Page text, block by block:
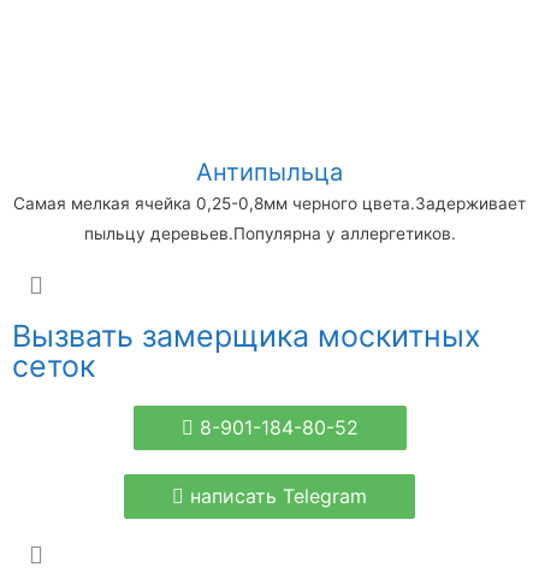
Антипыльца
Самая мелкая ячейка 0,25-0,8мм черного цвета.Задерживает
пыльцу деревьев.Популярна у аллергетиков.
Вызвать замерщика москитных
сеток
8-901-184-80-52
написать Telegram